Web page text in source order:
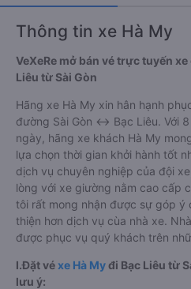
Thông tin xe Hà My
VeXeRe mở bán vé trực tuyến
Liêu từ Sài Gòn
Hãng xe Hà My xin hân hạnh
đường Sài Gòn ↔ Bạc Liêu. Với
ngày, hãng xe khách Hà My
lựa chọn thời gian khởi hành tốt
dịch vụ chuyên nghiệp của đội
lòng với xe giường nằm cao cấp
tôi rất mong nhận được sự góp ý
thiện hơn dịch vụ cùa nhà xe.
được phục vụ quý khách trên
I.Đặt vé xe Hà Myđi Bạc Liêu từ
lưu ý: